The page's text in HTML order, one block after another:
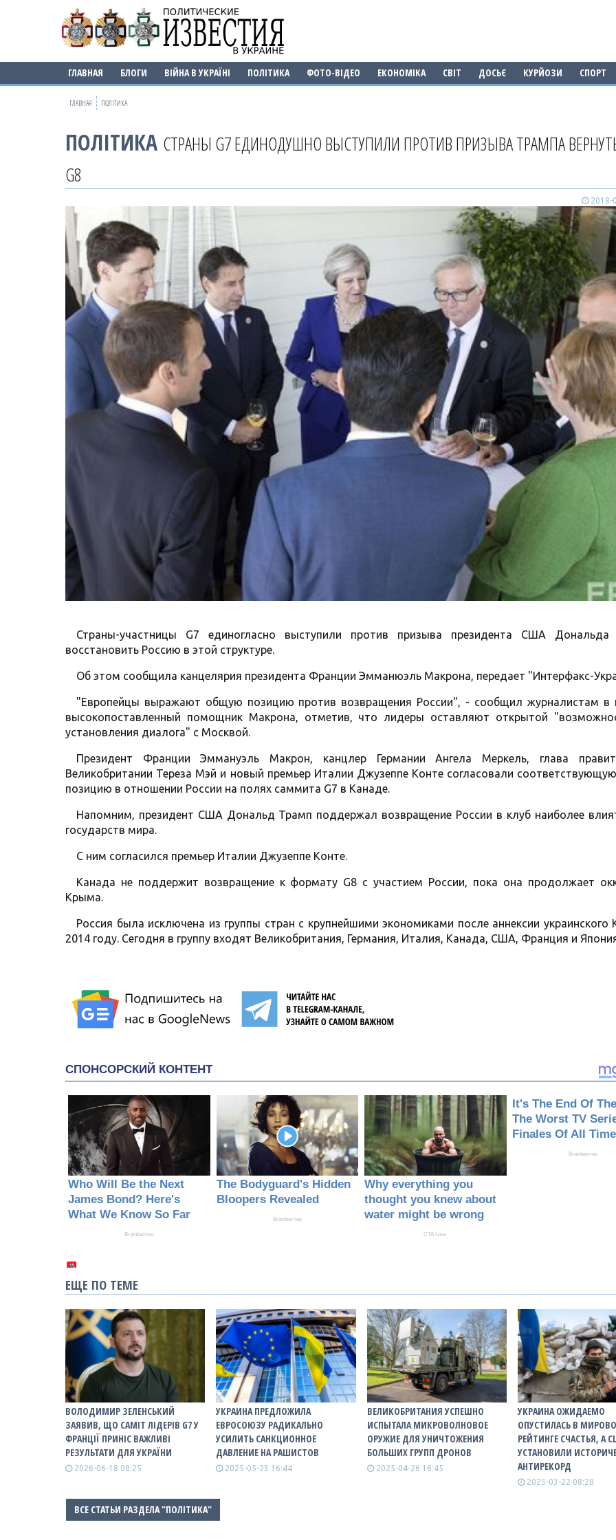
ГЛАВНАЯ БЛОГИ ВІЙНА В УКРАЇНІ ПОЛІТИКА ФОТО-ВІДЕО ЕКОНОМІКА СВІТ ДОСЬЄ КУРЙОЗИ СПОРТ
ГЛАВНАЯ ПОЛІТИКА
ПОЛІТИКА СТРАНЫ G7 ЕДИНОДУШНО ВЫСТУПИЛИ ПРОТИВ ПРИЗЫВА ТРАМПА
G8
2018-
Страны-участницы G7 единогласно выступили против призыва президента США Дональда
восстановить Россию в этой структуре.
Об этом сообщила канцелярия президента Франции Эмманюэль Макрона, передает "Интерфакс-
"Европейцы выражают общую позицию против возвращения России", - сообщил журналистам в
высокопоставленный помощник Макрона, отметив, что лидеры оставляют открытой
установления диалога" с Москвой.
Президент Франции Эммануэль Макрон, канцлер Германии Ангела Меркель, глава
Великобритании Тереза ​​Мэй и новый премьер Италии Джузеппе Конте согласовали
позицию в отношении России на полях саммита G7 в Канаде.
Напомним, президент США Дональд Трамп поддержал возвращение России в клуб наиболее
государств мира.
С ним согласился премьер Италии Джузеппе Конте.
Канада не поддержит возвращение к формату G8 с участием России, пока она продолжает
Крыма.
Россия была исключена из группы стран с крупнейшими экономиками после аннексии
2014 году. Сегодня в группу входят Великобритания, Германия, Италия, Канада, США, Франция и
ЕЩЕ ПО ТЕМЕ
ВОЛОДИМИР ЗЕЛЕНСЬКИЙ
ЗАЯВИВ, ЩО САМІТ ЛІДЕРІВ G7 У
ФРАНЦІЇ ПРИНІС ВАЖЛИВІ
РЕЗУЛЬТАТИ ДЛЯ УКРАЇНИ
2026-06-18 08:25
УКРАИНА ПРЕДЛОЖИЛА
ЕВРОСОЮЗУ РАДИКАЛЬНО
УСИЛИТЬ САНКЦИОННОЕ
ДАВЛЕНИЕ НА РАШИСТОВ
2025-05-23 16:44
ВЕЛИКОБРИТАНИЯ УСПЕШНО
ИСПЫТАЛА МИКРОВОЛНОВОЕ
ОРУЖИЕ ДЛЯ УНИЧТОЖЕНИЯ
БОЛЬШИХ ГРУПП ДРОНОВ
2025-04-26 16:45
УКРАИНА ОЖИДАЕМО
ОПУСТИЛАСЬ В
РЕЙТИНГЕ СЧАСТЬЯ, А
УСТАНОВИЛИ
АНТИРЕКОРД
2025-03-22 08:28
ВСЕ СТАТЬИ РАЗДЕЛА "ПОЛІТИКА"